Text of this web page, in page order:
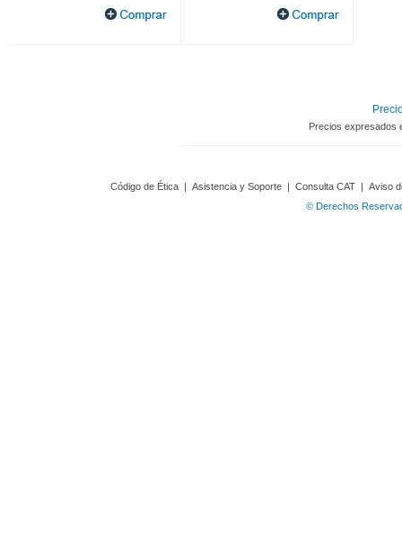
Precios expresados
Código de Ética | Asistencia y Soporte | Consulta CAT | Aviso
© Derechos